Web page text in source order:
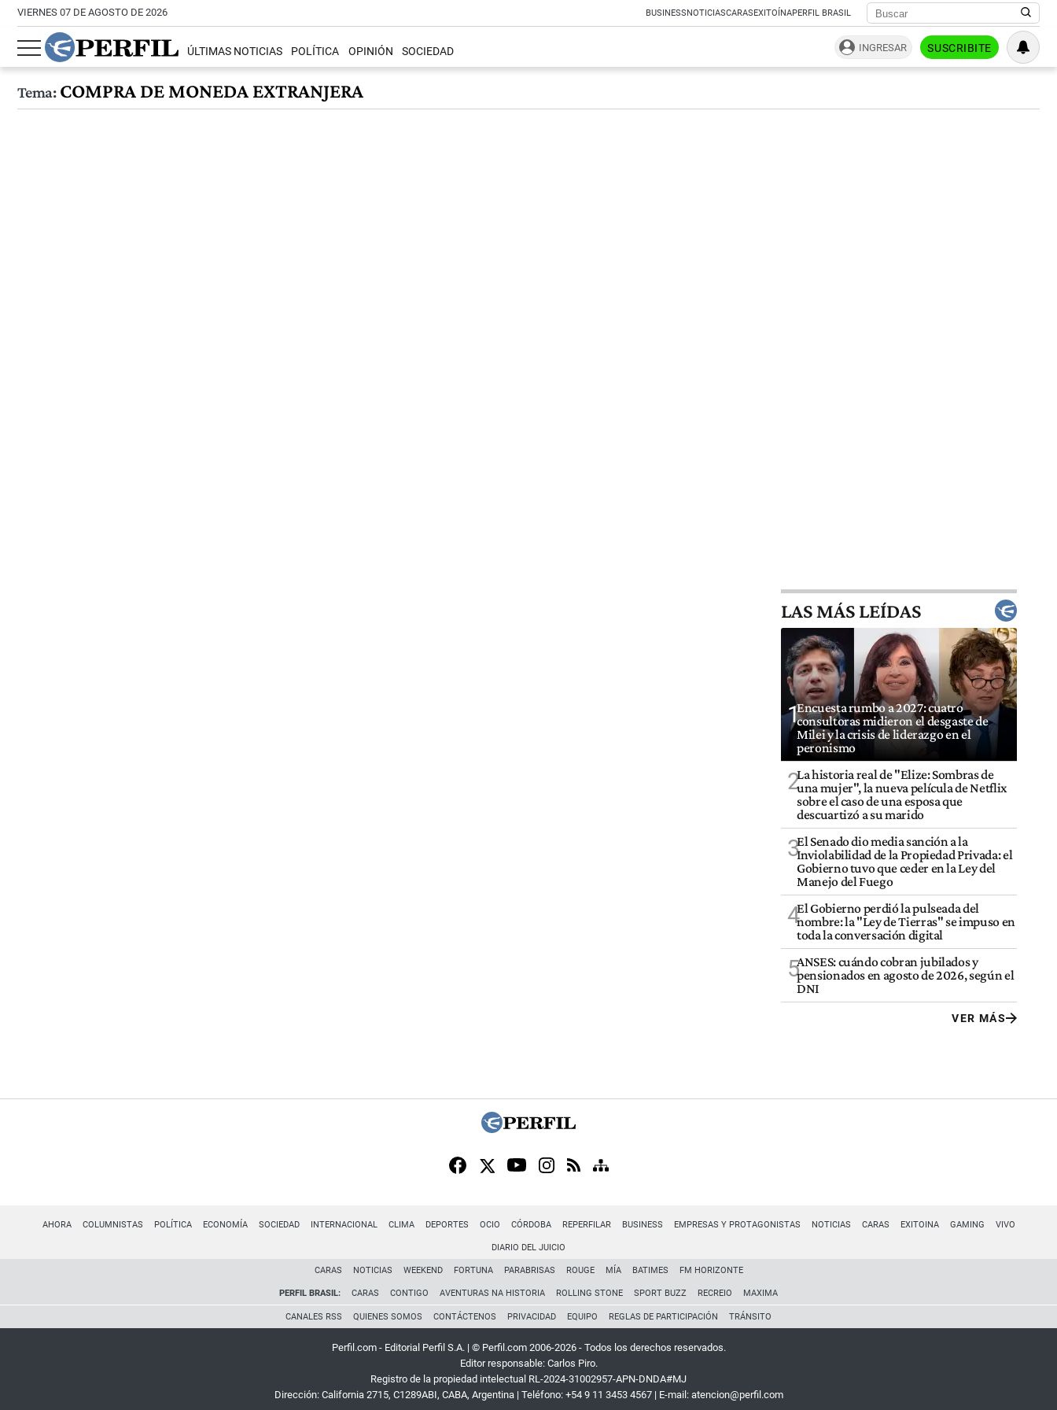
VIERNES 07 DE AGOSTO DE 2026 BUSINESSNOTICIASCARASEXITOÍNAPERFIL BRASIL
ÚLTIMAS NOTICIAS POLÍTICA OPINIÓN SOCIEDAD INGRESAR SUSCRIBITE
Tema:COMPRA DE MONEDA EXTRANJERA
LAS MÁS LEÍDAS
1Encuesta rumbo a 2027: cuatro
consultoras midieron el desgaste de
Milei y la crisis de liderazgo en el
peronismo
2La historia real de "Elize: Sombras de
una mujer", la nueva película de Netflix
sobre el caso de una esposa que
descuartizó a su marido
3El Senado dio media sanción a la
Inviolabilidad de la Propiedad Privada: el
Gobierno tuvo que ceder en la Ley del
Manejo del Fuego
4El Gobierno perdió la pulseada del
nombre: la "Ley de Tierras" se impuso en
toda la conversación digital
5ANSES: cuándo cobran jubilados y
pensionados en agosto de 2026, según el
DNI
VER MÁS
AHORA COLUMNISTAS POLÍTICA ECONOMÍA SOCIEDAD INTERNACIONAL CLIMA DEPORTES OCIO CÓRDOBA REPERFILAR BUSINESS EMPRESAS Y PROTAGONISTAS NOTICIAS CARAS EXITOINA GAMING VIVO
DIARIO DEL JUICIO
CARAS NOTICIAS WEEKEND FORTUNA PARABRISAS ROUGE MÍA BATIMES FM HORIZONTE
PERFIL BRASIL: CARAS CONTIGO AVENTURAS NA HISTORIA ROLLING STONE SPORT BUZZ RECREIO MAXIMA
CANALES RSS QUIENES SOMOS CONTÁCTENOS PRIVACIDAD EQUIPO REGLAS DE PARTICIPACIÓN TRÁNSITO
Perfil.com - Editorial Perfil S.A. | © Perfil.com 2006-2026 - Todos los derechos reservados.
Editor responsable: Carlos Piro.
Registro de la propiedad intelectual RL-2024-31002957-APN-DNDA#MJ
Dirección: California 2715, C1289ABI, CABA, Argentina| Teléfono: +54 9 11 3453 4567| E-mail: atencion@perfil.com